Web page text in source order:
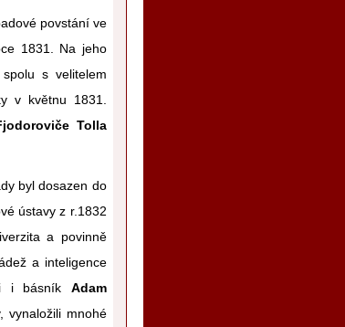
povstání ve
1831. Na jeho
s velitelem
v květnu 1831.
Tolla
byl dosazen do
ústavy z r.1832
a povinně
a inteligence
i básník Adam
vynaložili mnohé